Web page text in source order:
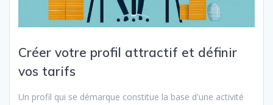
Créer votre profil attractif et définir
vos tarifs
Un profil qui se démarque constitue la base d'une activité